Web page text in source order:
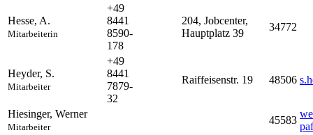
Hesse, A.
Mitarbeiterin
+49
8441
8590-
178
204, Jobcenter,
Hauptplatz 39
34772
Heyder, S.
Mitarbeiter
+49
8441
7879-
32
Raiffeisenstr. 19 48506
Hiesinger, Werner
Mitarbeiter
45583